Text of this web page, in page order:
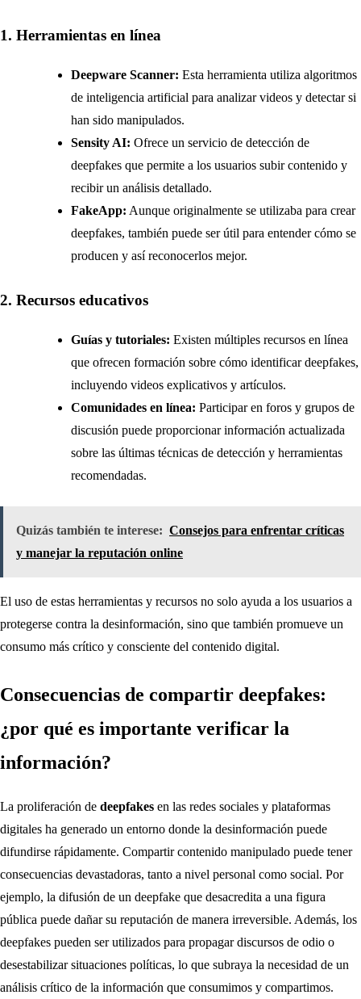
1. Herramientas en línea
Deepware Scanner: Esta herramienta utiliza algoritmos
de inteligencia artificial para analizar videos y detectar si
han sido manipulados.
Sensity AI: Ofrece un servicio de detección de
deepfakes que permite a los usuarios subir contenido y
recibir un análisis detallado.
FakeApp: Aunque originalmente se utilizaba para crear
deepfakes, también puede ser útil para entender cómo se
producen y así reconocerlos mejor.
2. Recursos educativos
Guías y tutoriales: Existen múltiples recursos en línea
que ofrecen formación sobre cómo identificar deepfakes,
incluyendo videos explicativos y artículos.
Comunidades en línea: Participar en foros y grupos de
discusión puede proporcionar información actualizada
sobre las últimas técnicas de detección y herramientas
recomendadas.
Quizás también te interese: Consejos para enfrentar críticas
y manejar la reputación online
El uso de estas herramientas y recursos no solo ayuda a los usuarios a
protegerse contra la desinformación, sino que también promueve un
consumo más crítico y consciente del contenido digital.
Consecuencias de compartir deepfakes:
¿por qué es importante verificar la
información?
La proliferación de deepfakes en las redes sociales y plataformas
digitales ha generado un entorno donde la desinformación puede
difundirse rápidamente. Compartir contenido manipulado puede tener
consecuencias devastadoras, tanto a nivel personal como social. Por
ejemplo, la difusión de un deepfake que desacredita a una figura
pública puede dañar su reputación de manera irreversible. Además, los
deepfakes pueden ser utilizados para propagar discursos de odio o
desestabilizar situaciones políticas, lo que subraya la necesidad de un
análisis crítico de la información que consumimos y compartimos.